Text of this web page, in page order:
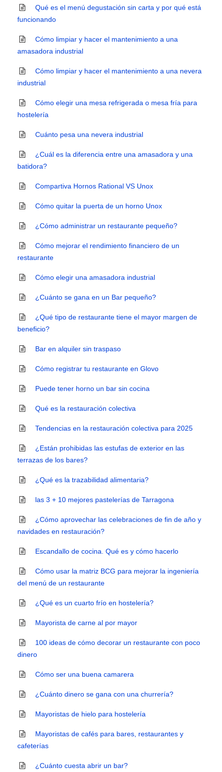
Qué es el menú degustación sin carta y por qué está
funcionando
Cómo limpiar y hacer el mantenimiento a una
amasadora industrial
Cómo limpiar y hacer el mantenimiento a una nevera
industrial
Cómo elegir una mesa refrigerada o mesa fría para
hostelería
Cuánto pesa una nevera industrial
¿Cuál es la diferencia entre una amasadora y una
batidora?
Compartiva Hornos Rational VS Unox
Cómo quitar la puerta de un horno Unox
¿Cómo administrar un restaurante pequeño?
Cómo mejorar el rendimiento financiero de un
restaurante
Cómo elegir una amasadora industrial
¿Cuánto se gana en un Bar pequeño?
¿Qué tipo de restaurante tiene el mayor margen de
beneficio?
Bar en alquiler sin traspaso
Cómo registrar tu restaurante en Glovo
Puede tener horno un bar sin cocina
Qué es la restauración colectiva
Tendencias en la restauración colectiva para 2025
¿Están prohibidas las estufas de exterior en las
terrazas de los bares?
¿Qué es la trazabilidad alimentaria?
las 3 + 10 mejores pastelerías de Tarragona
¿Cómo aprovechar las celebraciones de fin de año y
navidades en restauración?
Escandallo de cocina. Qué es y cómo hacerlo
Cómo usar la matriz BCG para mejorar la ingeniería
del menú de un restaurante
¿Qué es un cuarto frío en hostelería?
Mayorista de carne al por mayor
100 ideas de cómo decorar un restaurante con poco
dinero
Cómo ser una buena camarera
¿Cuánto dinero se gana con una churrería?
Mayoristas de hielo para hostelería
Mayoristas de cafés para bares, restaurantes y
cafeterías
¿Cuánto cuesta abrir un bar?